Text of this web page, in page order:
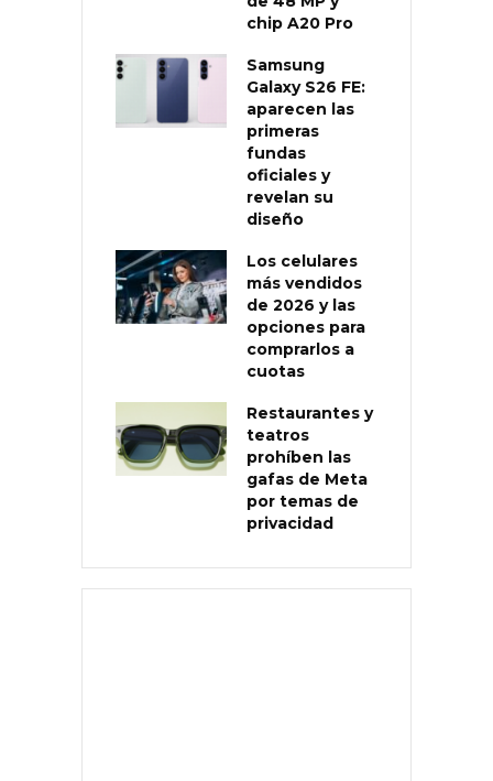
chip A20 Pro
Samsung
Galaxy S26 FE:
aparecen las
primeras
fundas
oficiales y
revelan su
diseño
Los celulares
más vendidos
de 2026 y las
opciones para
comprarlos a
cuotas
Restaurantes y
teatros
prohíben las
gafas de Meta
por temas de
privacidad